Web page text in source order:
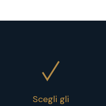
Scegli gli